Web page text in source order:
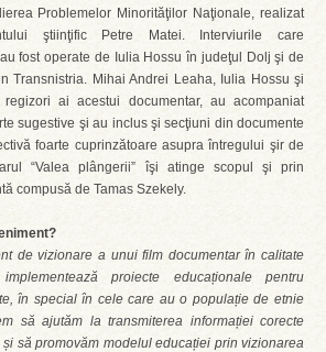
Problemelor Minorităţilor Naţionale, realizat
ştiinţific Petre Matei. Interviurile care
fost operate de Iulia Hossu în judeţul Dolj şi de
Transnistria. Mihai Andrei Leaha, Iulia Hossu şi
ai acestui documentar, au acompaniat
sugestive şi au inclus şi secţiuni din documente
foarte cuprinzătoare asupra întregului şir de
“Valea plângerii” îşi atinge scopul şi prin
compusă de Tamas Szekely.
de vizionare a unui film documentar în calitate
proiecte educaționale pentru
în special în cele care au o populație de etnie
să ajutăm la transmiterea informației corecte
să promovăm modelul educației prin vizionarea